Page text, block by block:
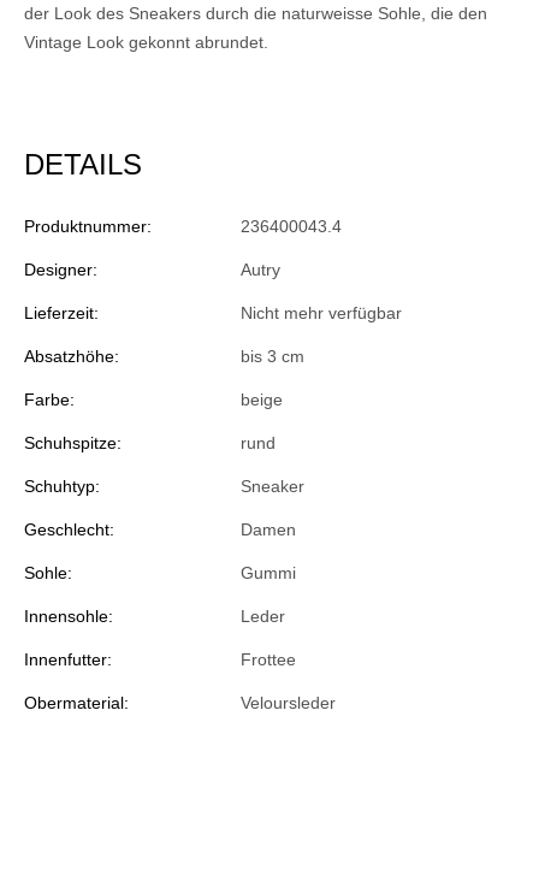
der Look des Sneakers durch die naturweisse Sohle, die den
Vintage Look gekonnt abrundet.
DETAILS
Produktnummer: 236400043.4
Designer: Autry
Lieferzeit: Nicht mehr verfügbar
Absatzhöhe: bis 3 cm
Farbe: beige
Schuhspitze: rund
Schuhtyp: Sneaker
Geschlecht: Damen
Sohle: Gummi
Innensohle: Leder
Innenfutter: Frottee
Obermaterial: Veloursleder